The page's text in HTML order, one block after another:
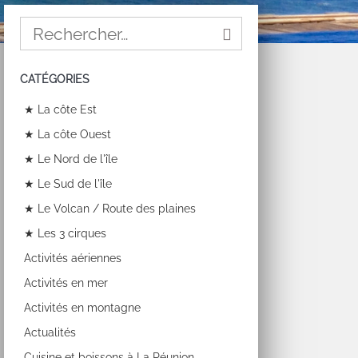
CATÉGORIES
★ La côte Est
★ La côte Ouest
★ Le Nord de l'île
★ Le Sud de l'île
★ Le Volcan / Route des plaines
★ Les 3 cirques
Activités aériennes
Activités en mer
Activités en montagne
Actualités